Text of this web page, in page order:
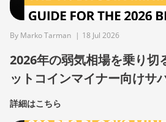
By Marko Tarman | 18 Jul 2026
2026年の弱気相場を乗り切
ットコインマイナー向けサ
詳細はこちら